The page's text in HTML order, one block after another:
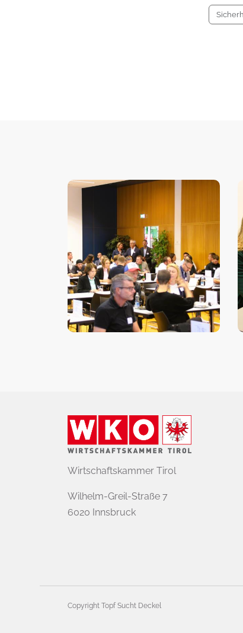
Wirtschaftskammer Tirol
Wilhelm-Greil-Straße 7
6020 Innsbruck
Copyright Topf Sucht Deckel